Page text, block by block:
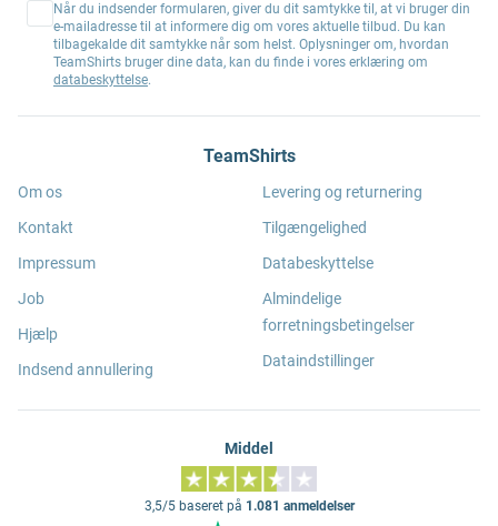
Når du indsender formularen, giver du dit samtykke til, at vi bruger din
e-mailadresse til at informere dig om vores aktuelle tilbud. Du kan
tilbagekalde dit samtykke når som helst. Oplysninger om, hvordan
TeamShirts bruger dine data, kan du finde i vores erklæring om
databeskyttelse.
TeamShirts
Om os
Kontakt
Impressum
Job
Hjælp
Indsend annullering
Levering og returnering
Tilgængelighed
Databeskyttelse
Almindelige
forretningsbetingelser
Dataindstillinger
Middel
3,5/5 baseret på 1.081 anmeldelser